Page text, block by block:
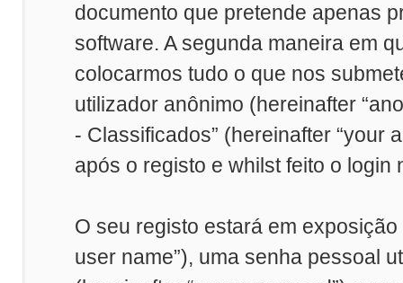
documento que pretende apenas
software. A segunda maneira em
colocarmos tudo o que nos
utilizador anônimo (hereinafter
- Classificados” (hereinafter “your
após o registo e whilst feito o login
O seu registo estará em
user name”), uma senha pessoal